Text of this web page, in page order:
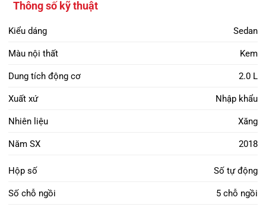
Thông số kỹ thuật
Kiểu dáng Sedan
Màu nội thất Kem
Dung tích động cơ 2.0 L
Xuất xứ Nhập khẩu
Nhiên liệu Xăng
Năm SX 2018
Hộp số Số tự động
Số chỗ ngồi 5 chỗ ngồi